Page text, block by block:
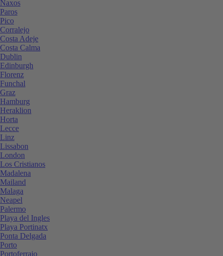
Naxos
Paros
Pico
Corralejo
Costa Adeje
Costa Calma
Dublin
Edinburgh
Florenz
Funchal
Graz
Hamburg
Heraklion
Horta
Lecce
Linz
Lissabon
London
Los Cristianos
Madalena
Mailand
Malaga
Neapel
Palermo
Playa del Ingles
Playa Portinatx
Ponta Delgada
Porto
Portoferraio